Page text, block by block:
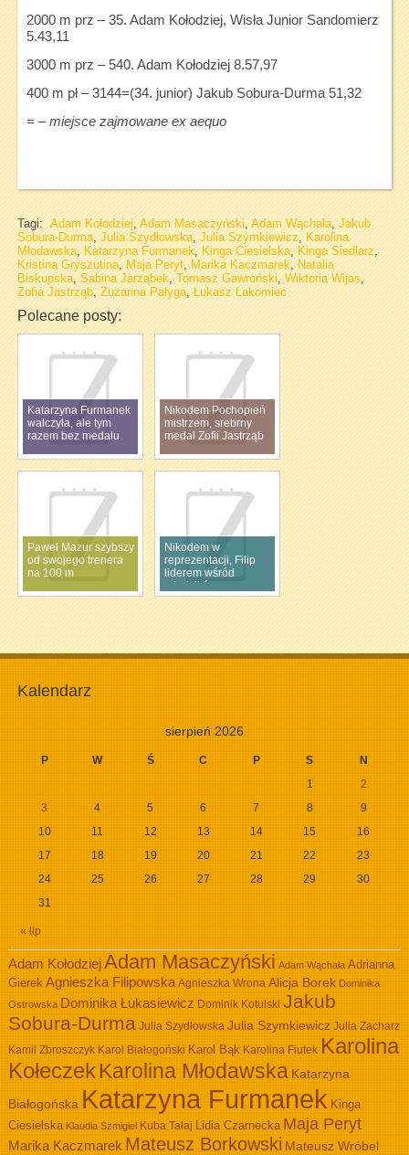
2000 m prz – 35. Adam Kołodziej, Wisła Junior Sandomierz
5.43,11
3000 m prz – 540. Adam Kołodziej 8.57,97
400 m pł – 3144=(34. junior) Jakub Sobura-Durma 51,32
= – miejsce zajmowane ex aequo
Tagi: Adam Kołodziej Adam Masaczyński Adam Wąchała, Jakub
Sobura-Durma, Julia Szydłowska, Julia Szymkiewicz
Karolina
Młodawska, Katarzyna Furmanek Kinga Ciesielska, Kinga Siedlarz
Kristina Gryszutina, Maja Peryt, Marika Kaczmarek
Natalia
Biskupska, Sabina Jarząbek Tomasz Gawroński Wiktoria Wijas
Zofia Jastrząb, Zuzanna Pałyga, Łukasz Łakomiec
Polecane posty:
Katarzyna Furmanek
walczyła, ale tym
razem bez medalu
Nikodem Pochopień
mistrzem, srebrny
medal Zofii Jastrząb
Paweł Mazur szybszy
od swojego trenera
na 100 m
Nikodem w
reprezentacji, Filip
liderem wśród
młodzików
Kalendarz
sierpień 2026
P W Ś C P S N
« lip
1
2
3
4 5 6 7 8
9
10
11 12 13 14 15
16
17
18 19 20 21 22
23
24
25 26 27 28 29
30
31
Adam KołodziejAdam Masaczyński Adam Wąchała Adrianna
Gierek Agnieszka Filipowska Agnieszka Wrona Alicja Borek Dominika
Ostrowska Dominika Łukasiewicz Dominik Kotulski Jakub
Sobura-Durma Julia Szydłowska Julia Szymkiewicz Julia Zacharz
Kamil Zbroszczyk Karol Białogoński Karol Bąk Karolina Fiutek Karolina
KołeczekKarolina Młodawska Katarzyna
Białogońska Katarzyna Furmanek Kinga
Ciesielska Klaudia Szmigiel Kuba Tałaj Lidia Czarnecka Maja Peryt
Marika Kaczmarek Mateusz Borkowski Mateusz Wróbel